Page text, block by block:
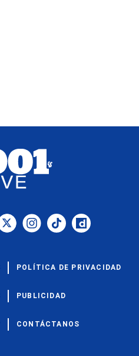
POLÍTICA DE PRIVACIDAD
PUBLICIDAD
CONTÁCTANOS